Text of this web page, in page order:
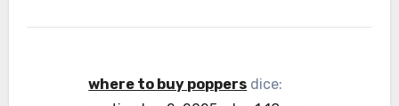
where to buy poppers dice: